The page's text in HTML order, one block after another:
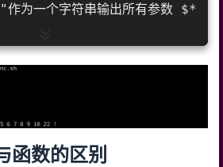
为一个字符串输出所有参数 $* !"
1 2 3 4 5 6 7 8 9 10 22
函数的区别